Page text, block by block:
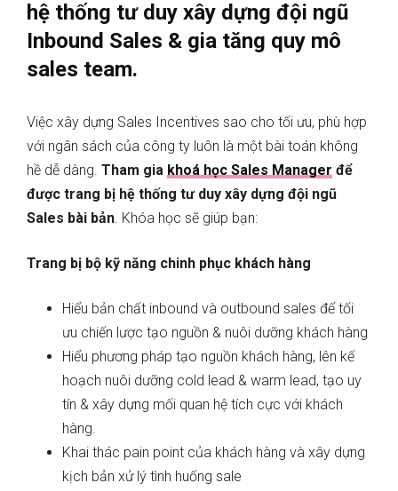
hệ thống tư duy xây dựng đội ngũ
Inbound Sales & gia tăng quy mô
sales team.
Việc xây dựng Sales Incentives sao cho tối ưu, phù hợp
với ngân sách của công ty luôn là một bài toán không
hề dễ dàng. Tham gia khoá học Sales Manager để
được trang bị hệ thống tư duy xây dựng đội ngũ
Sales bài bản. Khóa học sẽ giúp bạn:
Trang bị bộ kỹ năng chinh phục khách hàng
Hiểu bản chất inbound và outbound sales để tối
ưu chiến lược tạo nguồn & nuôi dưỡng khách hàng
Hiểu phương pháp tạo nguồn khách hàng, lên kế
hoạch nuôi dưỡng cold lead & warm lead, tạo uy
tín & xây dựng mối quan hệ tích cực với khách
hàng.
Khai thác pain point của khách hàng và xây dựng
kịch bản xử lý tình huống sale